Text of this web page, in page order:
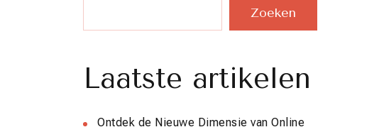
Zoeken
Laatste artikelen
Ontdek de Nieuwe Dimensie van Online